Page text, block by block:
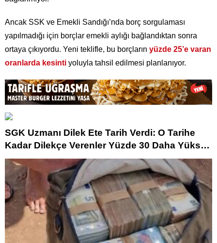
Ancak SSK ve Emekli Sandığı’nda borç sorgulaması
yapılmadığı için borçlar emekli aylığı bağlandıktan sonra
ortaya çıkıyordu. Yeni teklifle, bu borçların yüzde 25’e varan
oranlarda kesinti yoluyla tahsil edilmesi planlanıyor.
SGK Uzmanı Dilek Ete Tarih Verdi: O Tarihe
Kadar Dilekçe Verenler Yüzde 30 Daha Yüksek
Maaş Alacak!